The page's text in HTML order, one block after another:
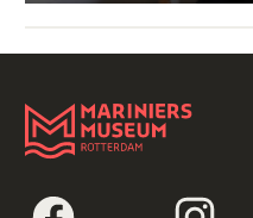
Volg social